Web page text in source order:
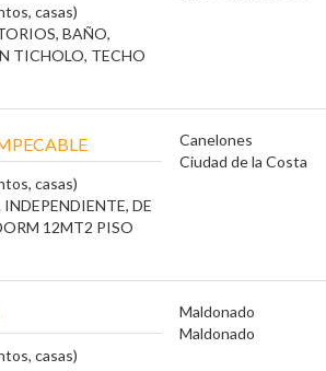
casas)
BAÑO,
TICHOLO, TECHO
casas)
DE
12MT2 PISO
Canelones
Ciudad de la Costa
casas)
Maldonado
Maldonado